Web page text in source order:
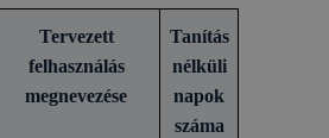
Tervezett
felhasználás
megnevezése
Tanítás
nélküli
napok
száma